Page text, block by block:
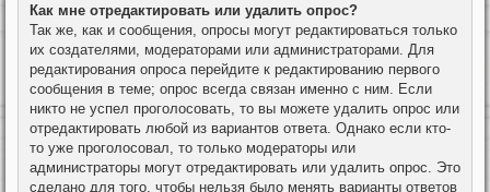
Как мне отредактировать или удалить опрос?
Так же, как и сообщения, опросы могут редактироваться только
их создателями, модераторами или администраторами. Для
редактирования опроса перейдите к редактированию первого
сообщения в теме; опрос всегда связан именно с ним. Если
никто не успел проголосовать, то вы можете удалить опрос или
отредактировать любой из вариантов ответа. Однако если кто-
то уже проголосовал, то только модераторы или
администраторы могут отредактировать или удалить опрос. Это
сделано для того, чтобы нельзя было менять варианты ответов